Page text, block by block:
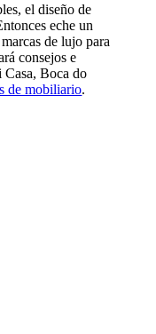
el diseño de
eche un
de lujo para
consejos e
Casa, Boca do
de mobiliario.